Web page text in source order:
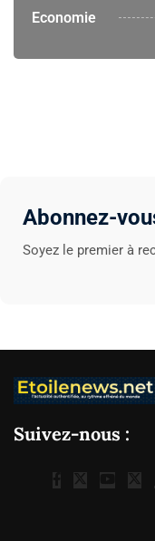
Economie
Abonnez-
Soyez le premier à
Suivez-nous :